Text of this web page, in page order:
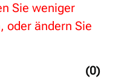
(0)
Sie weniger
oder ändern Sie